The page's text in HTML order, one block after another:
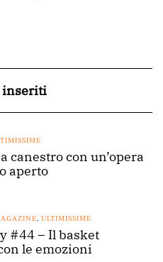
canestro con un’opera
aperto
, ULTIMISSIME
#44 – Il basket
le emozioni